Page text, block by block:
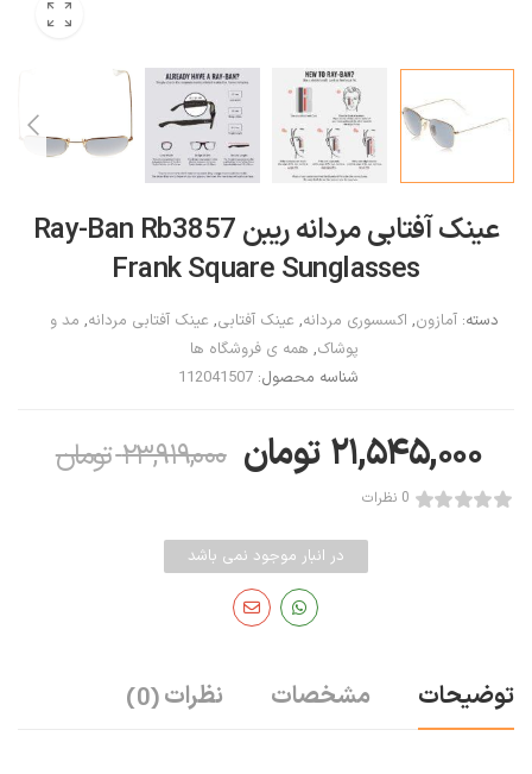
عینک آفتابی مردانه ریبن Ray-Ban Rb3857
Frank Square Sunglasses
دسته:آمازون, اکسسوری مردانه, عینک آفتابی, عینک آفتابی مردانه, مد و
پوشاک, همه ی فروشگاه ها
شناسه محصول:112041507
۲۱,۵۴۵,۰۰۰ تومان ۲۳,۹۱۹,۰۰۰ تومان
0 نظرات
در انبار موجود نمی باشد
توضیحات مشخصات نظرات(0)